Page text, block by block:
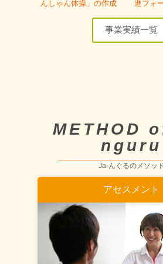
んしゃん体操」の作成 進フォ
事業実績一覧
METHOD
nguru
Ja-んぐるのメソッ
アセスメント